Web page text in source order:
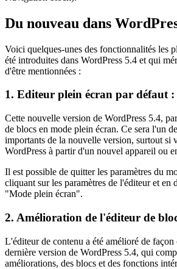
Du nouveau dans
Voici quelques-unes des fonctionnalités les
été introduites dans WordPress 5.4 et qui
d'être mentionnées :
1. Editeur plein écran par défaut :
Cette nouvelle version de WordPress 5.4,
de blocs en mode plein écran. Ce sera l'un
importants de la nouvelle version, surtout si
WordPress à partir d'un nouvel appareil ou
Il est possible de quitter les paramètres du
cliquant sur les paramètres de l'éditeur et en
"Mode plein écran".
2. Amélioration de l'éditeur de
L'éditeur de contenu a été amélioré de façon
dernière version de WordPress 5.4, qui
améliorations, des blocs et des fonctions